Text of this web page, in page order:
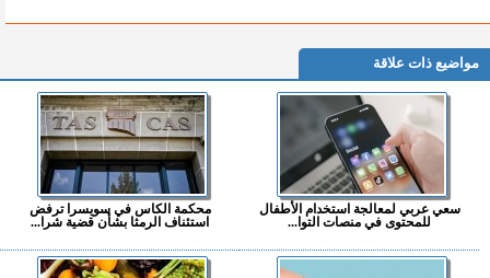
مواضيع ذات علاقة
سعي عربي لمعالجة استخدام الأطفال
للمحتوى في منصات التوا...
محكمة الكاس في سويسرا ترفض
استئناف الرمثا بشأن قضية شرا...